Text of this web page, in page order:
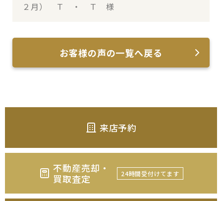
２月） Ｔ ・ Ｔ 様
お客様の声の一覧へ戻る
来店予約
不動産売却・
買取査定
24時間受付けてます